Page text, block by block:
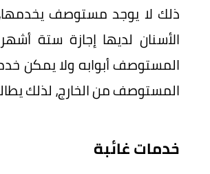
ذلك لا يوجد مستوصف
الأسنان لديها إجازة ستة
المستوصف أبوابه ولا يمكن
المستوصف من الخارج، لذلك
خدمات غائبة